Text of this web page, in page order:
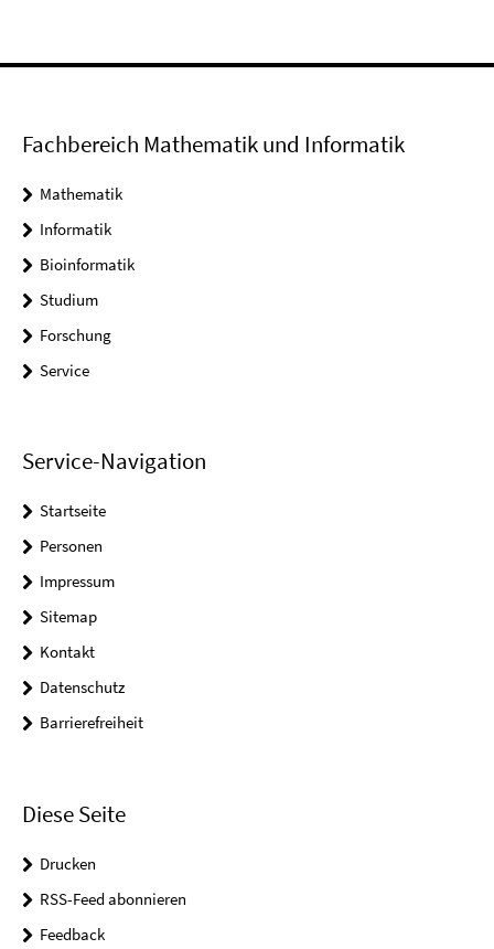
Fachbereich Mathematik und Informatik
Mathematik
Informatik
Bioinformatik
Studium
Forschung
Service
Service-Navigation
Startseite
Personen
Impressum
Sitemap
Kontakt
Datenschutz
Barrierefreiheit
Diese Seite
Drucken
RSS-Feed abonnieren
Feedback